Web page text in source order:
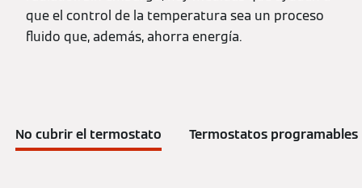
que el control de la temperatura sea un proceso
fluido que, además, ahorra energía.
No cubrir el termostato Termostatos programables